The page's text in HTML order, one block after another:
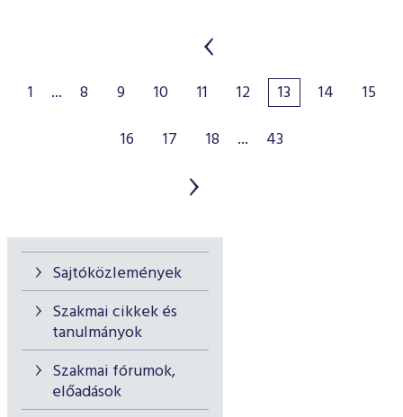
Sajtóközlemények
Szakmai cikkek és
tanulmányok
Szakmai fórumok,
előadások
1 ... 8 9 10 11 12 13 14
15
16
17 18 ... 43